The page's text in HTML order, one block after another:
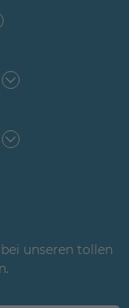
unseren tollen